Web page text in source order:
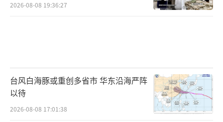
2026-08-08 19:36:27
台风白海豚或重创多省市 华东沿海严阵
以待
2026-08-08 17:01:38